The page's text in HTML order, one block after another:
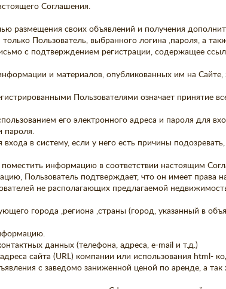
Соглашения.
размещения своих объявлений и получения
Пользователь, выбранного логина ,пароля, а
с подтверждением регистрации, содержащее
и материалов, опубликованных им на
Пользователями означает принятие
его электронного адреса и пароля для
пароля.
в систему, если у него есть причины
информацию в соответствии настоящим
Пользователь подтверждает, что он имеет права
не располагающих предлагаемой
города ,региона ,страны (город, указанный в
данных (телефона, адреса, e-mail и т.д.)
сайта (URL) компании или использования html-
с заведомо заниженной ценой по аренде, а